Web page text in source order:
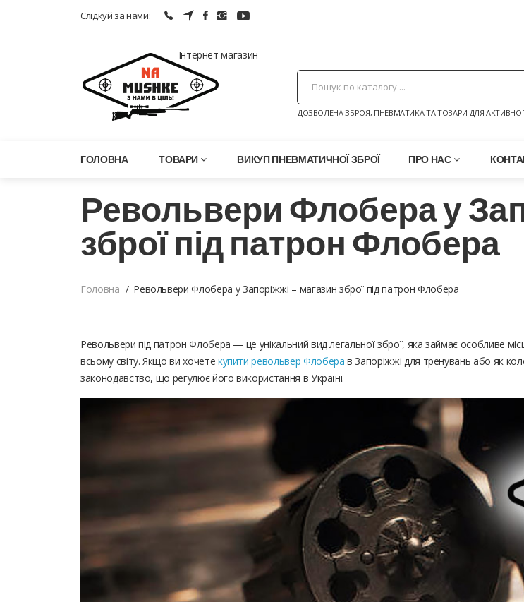
Слідкуй за нами:
Інтернет магазин
ДОЗВОЛЕНА ЗБРОЯ, ПНЕВМАТИКА ТА ТОВАРИ ДЛЯ
ГОЛОВНА ТОВАРИ ВИКУП ПНЕВМАТИЧНОЇ ЗБРОЇ ПРО НАС
Револьвери Флобера у
зброї під патрон Флобера
Головна Револьвери Флобера у Запоріжжі – магазин зброї під патрон Флобера
Револьвери під патрон Флобера — це унікальний вид легальної зброї, яка займає особливе
всьому світу. Якщо ви хочете купити револьвер Флобера в Запоріжжі для тренувань або як
законодавство, що регулює його використання в Україні.